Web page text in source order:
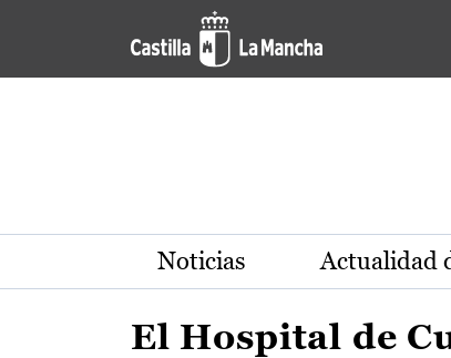
Pasar al contenido principal
Actualidad de la región
Noticias Actualidad
El Hospital de